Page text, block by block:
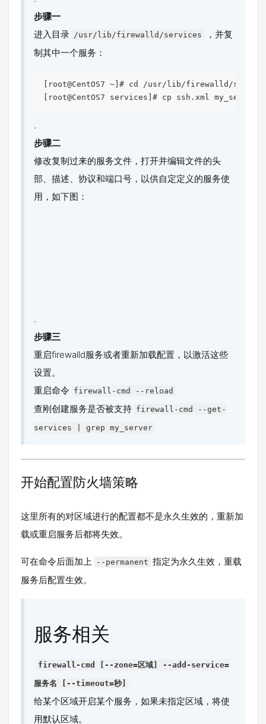
步骤一
进入目录 /usr/lib/firewalld/services
，并复
制其中一个服务：
[root@CentOS7 ~]# cd /usr/lib/firewalld/
.
步骤二
修改复制过来的服务文件，打开并编辑文件的头
部、描述、协议和端口号，以供自定定义的服务使
用，如下图：
.
步骤三
重启firewalld服务或者重新加载配置，以激活这些
设置。
重启命令 firewall-cmd --reload
查刚创建服务是否被支持 firewall-cmd --get-
services | grep my_server
开始配置防火墙策略
这里所有的对区域进行的配置都不是永久生效的，重新加
载或重启服务后都将失效。
可在命令后面加上 --permanent 指定为永久生效，重载
服务后配置生效。
服务相关
firewall-cmd [--zone=区域] --add-service=
服务名 [--timeout=秒]
给某个区域开启某个服务，如果未指定区域，将使
用默认区域。